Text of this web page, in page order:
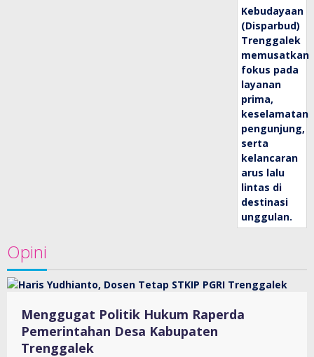
Opini
Menggugat Politik Hukum Raperda
Pemerintahan Desa Kabupaten
Trenggalek